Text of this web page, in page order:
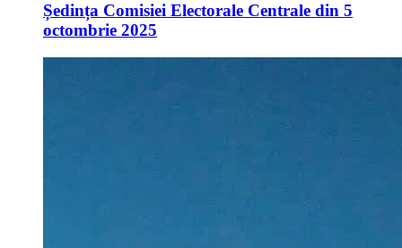
Ședința Comisiei Electorale Centrale din 5
octombrie 2025